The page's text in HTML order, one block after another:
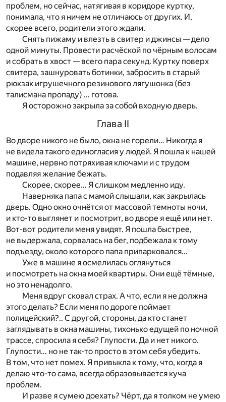
проблем, но сейчас, натягивая в коридоре куртку,
понимала, что я ничем не отличаюсь от других. И,
скорее всего, родители этого ждали.
Снять пижаму и влезть в свитер и джинсы — дело
одной минуты. Провести расчёской по чёрным волосам
и собрать в хвост — всего пара секунд. Куртку поверх
свитера, зашнуровать ботинки, забросить в старый
рюкзак игрушечного резинового лягушонка (без
талисмана пропаду) … готова.
Я осторожно закрыла за собой входную дверь.
Глава II
Во дворе никого не было, окна не горели… Никогда я
не видела такого единогласия у людей. Я пошла к нашей
машине, нервно потряхивая ключами и с трудом
подавляя желание бежать.
Скорее, скорее… Я слишком медленно иду.
Наверняка папа с мамой слышали, как закрылась
дверь. Одно окно очнётся от массовой темноты ночи,
и кто-то выглянет и посмотрит, во дворе я ещё или нет.
Вот-вот родители меня увидят. Я пошла быстрее,
не выдержала, сорвалась на бег, подбежала к тому
подъезду, около которого папа припарковался…
Уже в машине я осмелилась оглянуться
и посмотреть на окна моей квартиры. Они ещё тёмные,
но это ненадолго.
Меня вдруг сковал страх. А что, если я не должна
этого делать? Если меня по дороге поймает
полицейский?.. С другой, стороны, да кто станет
заглядывать в окна машины, тихонько едущей по ночной
трассе, спросила я себя? Глупости. Да и нет никого.
Глупости… но не так-то просто в этом себя убедить.
В том, что нет помех. Я привыкла к тому, что, когда я
делаю что-то сама, всегда образовывается куча
проблем.
И разве я сумею доехать? Чёрт, да я толком не умею